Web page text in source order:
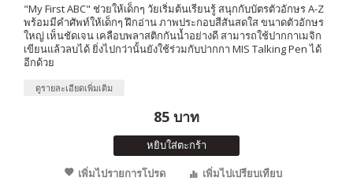
"My First ABC" ช่วยให้เด็กๆ วัยเริ่มต้นเรียนรู้ สนุกกับบัตรตัวอักษร A-Z
พร้อมมีคำศัพท์ให้เด็กๆ ฝึกอ่าน ภาพประกอบสีสันสดใส ขนาดตัวอักษร
ใหญ่ เห็นชัดเจน เคลือบพลาสติกกันน้ำอย่างดี สามารถใช้ปากกาเมจิก
เขียนแล้วลบได้ ยิ่งไปกว่านั้นยังใช้ร่วมกับปากกา MIS Talking Pen ได้
อีกด้วย
ดูรายละเอียดเพิ่มเติม
85 บาท
หยิบใส่ตะกร้า
เพิ่มไปรายการโปรด
เพิ่มไปเปรียบเทียบ